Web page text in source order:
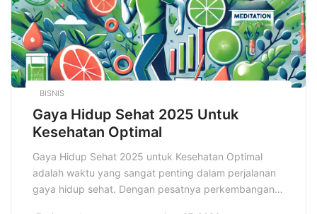
BISNIS
Gaya Hidup Sehat 2025 Untuk
Kesehatan Optimal
Gaya Hidup Sehat 2025 untuk Kesehatan Optimal
adalah waktu yang sangat penting dalam perjalanan
gaya hidup sehat. Dengan pesatnya perkembangan